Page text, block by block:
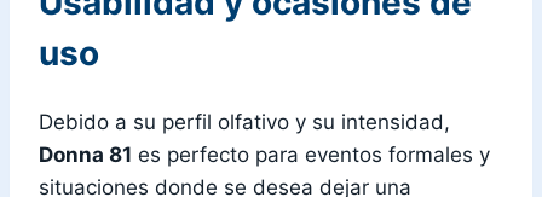
uso
Debido a su perfil olfativo y su intensidad,
Donna 81 es perfecto para eventos formales y
situaciones donde se desea dejar una